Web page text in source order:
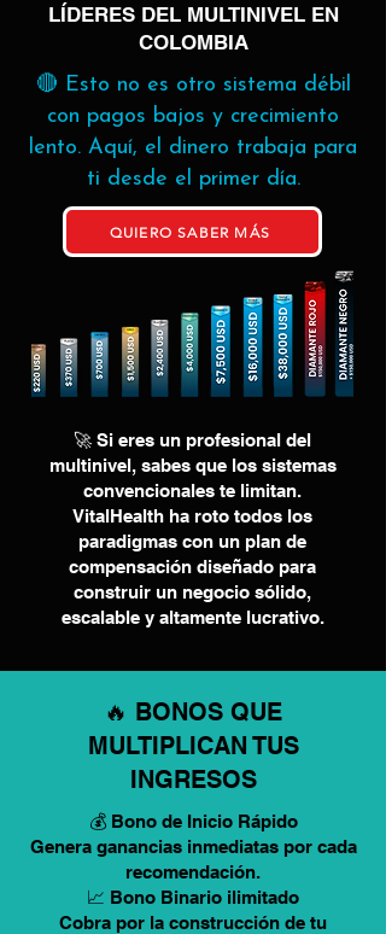
LÍDERES DEL MULTINIVEL EN
COLOMBIA
🔴 Esto no es otro sistema débil
con pagos bajos y crecimiento
lento. Aquí, el dinero trabaja para
ti desde el primer día.
QUIERO SABER MÁS
🚀 Si eres un profesional del
multinivel, sabes que los sistemas
convencionales te limitan.
VitalHealth ha roto todos los
paradigmas con un plan de
compensación diseñado para
construir un negocio sólido,
escalable y altamente lucrativo.
🔥 BONOS QUE
MULTIPLICAN TUS
INGRESOS
💰 Bono de Inicio Rápido
Genera ganancias inmediatas por cada
recomendación.
📈 Bono Binario ilimitado
Cobra por la construcción de tu